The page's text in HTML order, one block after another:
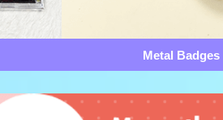
Metal Badges